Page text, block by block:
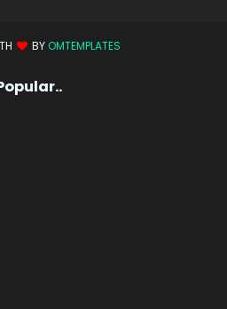
BY OMTEMPLATES